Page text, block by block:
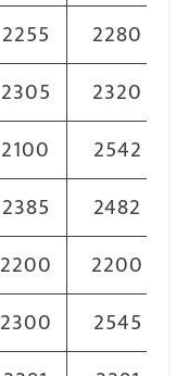
2255
2280
2305
2320
2100
2542
2385
2482
2200
2200
2300
2545